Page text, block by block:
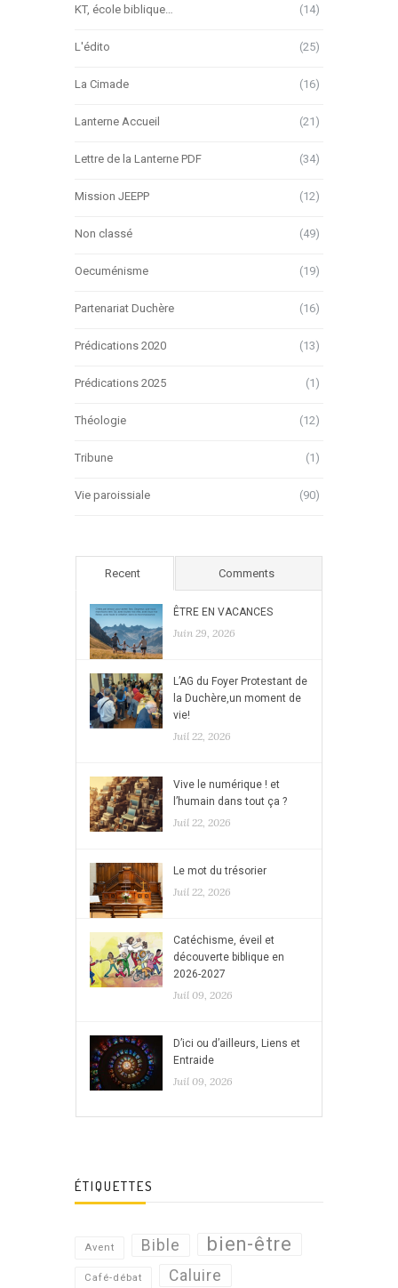
KT, école biblique… (14)
L'édito (25)
La Cimade (16)
Lanterne Accueil (21)
Lettre de la Lanterne PDF (34)
Mission JEEPP (12)
Non classé (49)
Oecuménisme (19)
Partenariat Duchère (16)
Prédications 2020 (13)
Prédications 2025 (1)
Théologie (12)
Tribune (1)
Vie paroissiale (90)
Recent Comments
ÊTRE EN VACANCES
Juin 29, 2026
L’AG du Foyer Protestant de
la Duchère,un moment de
vie!
Juil 22, 2026
Vive le numérique ! et
l’humain dans tout ça ?
Juil 22, 2026
Le mot du trésorier
Juil 22, 2026
Catéchisme, éveil et
découverte biblique en
2026-2027
Juil 09, 2026
D’ici ou d’ailleurs, Liens et
Entraide
Juil 09, 2026
ÉTIQUETTES
Avent Bible bien-être
Café-débat Caluire